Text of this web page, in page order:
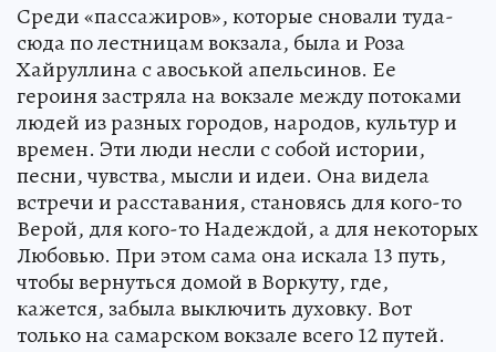
Среди «пассажиров», которые сновали туда-
сюда по лестницам вокзала, была и Роза
Хайруллина с авоськой апельсинов. Ее
героиня застряла на вокзале между потоками
людей из разных городов, народов, культур и
времен. Эти люди несли с собой истории,
песни, чувства, мысли и идеи. Она видела
встречи и расставания, становясь для кого-то
Верой, для кого-то Надеждой, а для некоторых
Любовью. При этом сама она искала 13 путь,
чтобы вернуться домой в Воркуту, где,
кажется, забыла выключить духовку. Вот
только на самарском вокзале всего 12 путей.